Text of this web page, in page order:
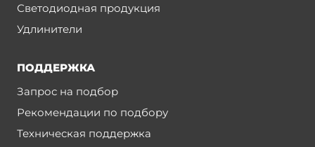
Светодиодная продукция
Удлинители
ПОДДЕРЖКА
Запрос на подбор
Рекомендации по подбору
Техническая поддержка